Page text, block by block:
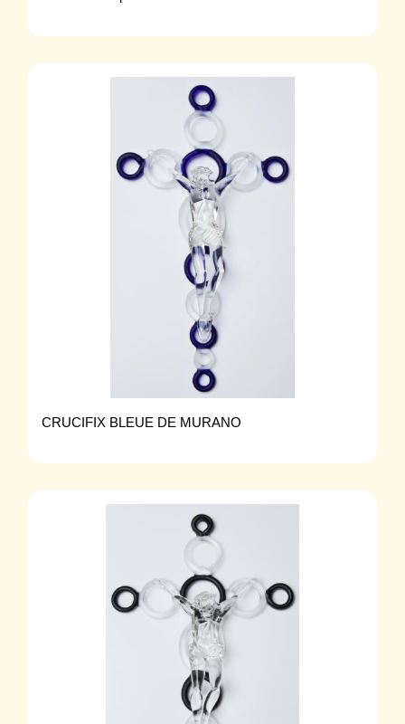
CRUCIFIX BLEUE DE MURANO